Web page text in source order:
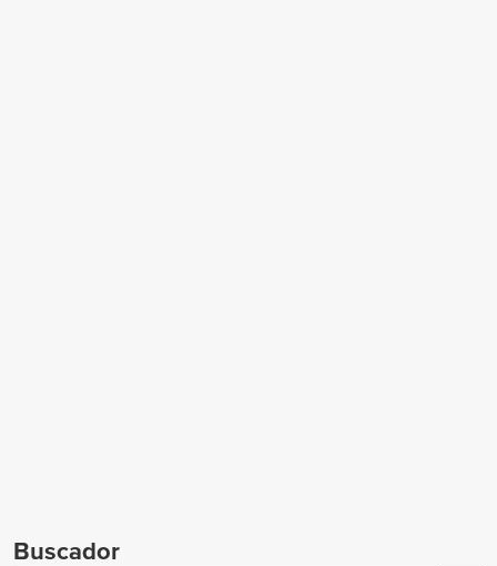
Buscador